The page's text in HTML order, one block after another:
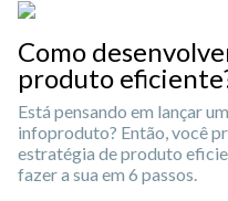
Como
produto
Está pensando em lançar
infoproduto? Então, você
estratégia de produto
fazer a sua em 6 passos.